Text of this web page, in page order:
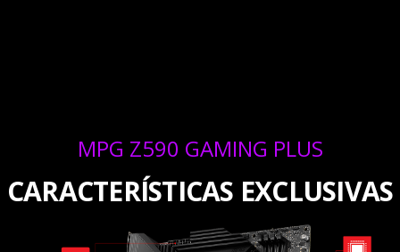
MPG Z590 GAMING PLUS
CARACTERÍSTICAS EXCLUSIVAS